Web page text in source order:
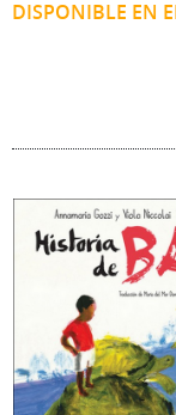
DISPONIBLE EN